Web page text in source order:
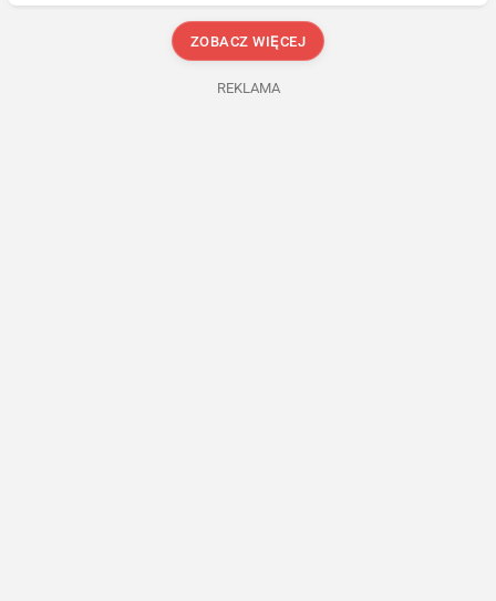
ZOBACZ WIĘCEJ
REKLAMA